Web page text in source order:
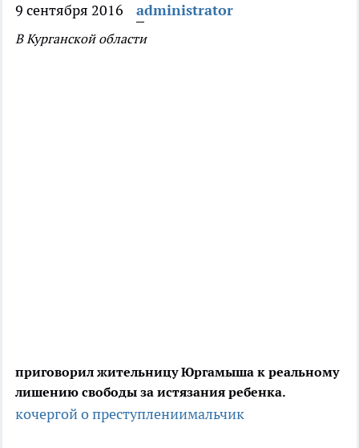
9 сентября 2016 administrator
В Курганской области
приговорил жительницу Юргамыша к реальному
лишению свободы за истязания ребенка.
кочергойо преступлениимальчик